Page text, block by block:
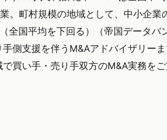
。町村規模の地域として、中小企業
国平均を下回る）（帝国データバ
側支援を伴うM&Aアドバイザリー
買い手・売り手双方のM&A実務をご